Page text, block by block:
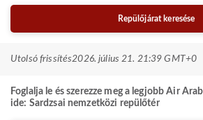
Repülőjárat keresése
Utolsó frissítés2026. július 21. 21:39 GMT+0
Foglalja le és szerezze meg a legjobb Air
ide: Sardzsai nemzetközi repülőtér